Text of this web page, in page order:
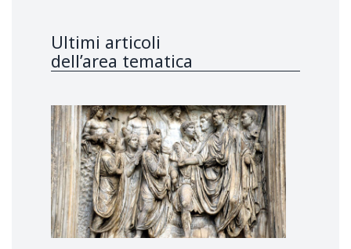
Ultimi articoli
dell’area tematica